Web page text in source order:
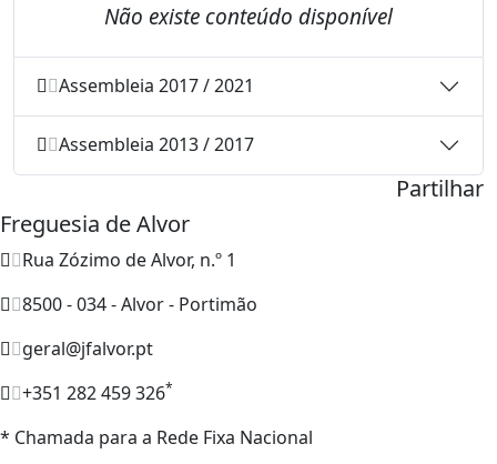
Não existe conteúdo disponível
Assembleia 2017 / 2021
Assembleia 2013 / 2017
Partilhar
Freguesia de Alvor
Rua Zózimo de Alvor, n.º 1
8500 - 034 - Alvor - Portimão
geral@jfalvor.pt
+351 282 459 326*
* Chamada para a Rede Fixa Nacional